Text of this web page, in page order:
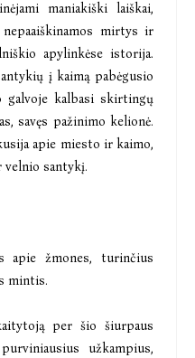
maniakiški laiškai,
mirtys ir
apylinkėse istorija.
į kaimą pabėgusio
galvoje kalbasi skirtingų
savęs pažinimo kelionė.
apie miesto ir kaimo,
santykį.
apie žmones, turinčius
mintis.
per šio šiurpaus
užkampius,